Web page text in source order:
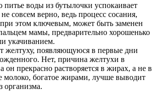
питье воды из бутылочки успокаивает
совсем верно, ведь процесс сосания,
этом ключевым, может быть заменен
мамы, предварительно хорошенько
укачиванием.
желтуху, появляющуюся в первые дни
Нет, причина желтухи в
он прекрасно растворяется в жирах, а не в
молоко, богатое жирами, лучше выводит
организма.